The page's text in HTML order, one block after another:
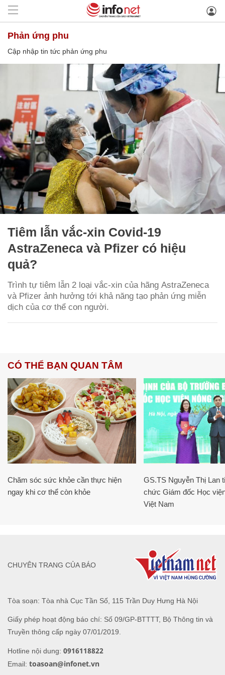
phản ứng phu
Cập nhập tin tức phản ứng phu
Tiêm lẫn vắc-xin Covid-19
AstraZeneca và Pfizer có hiệu
quả?
Trình tự tiêm lẫn 2 loại vắc-xin của hãng AstraZeneca
và Pfizer ảnh hưởng tới khả năng tạo phản ứng miễn
dịch của cơ thể con người.
CÓ THỂ BẠN QUAN TÂM
Chăm sóc sức khỏe cần thực hiện
ngay khi cơ thể còn khỏe
GS.TS Nguyễn Thị Lan
chức Giám đốc Học
Việt Nam
Tòa soạn: Tòa nhà Cục Tần Số, 115 Trần Duy Hưng Hà Nội
Giấy phép hoạt động báo chí: Số 09/GP-BTTTT, Bộ Thông tin và
Truyền thông cấp ngày 07/01/2019.
Hotline nội dung: 0916118822
Email: toasoan@infonet.vn
CHUYÊN TRANG CỦA BÁO